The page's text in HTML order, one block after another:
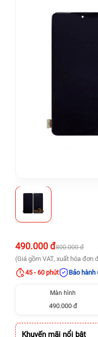
490.000 đ800.000 đ
(Giá gồm VAT, xuất hóa
45 - 60 phút
Bảo hành
Màn hình
490.000 đ
Khuyến mãi nổi bật